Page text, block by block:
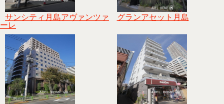
サンシティ月島アヴァンツァ
ーレ
グランアセット月島